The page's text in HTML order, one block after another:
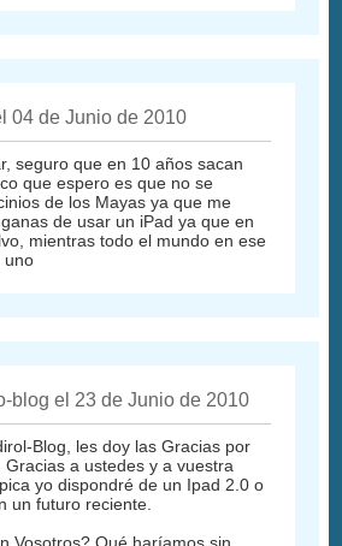
04 de Junio de 2010
seguro que en 10 años sacan
que espero es que no se
de los Mayas ya que me
de usar un iPad ya que en
mientras todo el mundo en ese
uno
blog el 23 de Junio de 2010
Blog, les doy las Gracias por
a ustedes y a vuestra
yo dispondré de un Ipad 2.0 o
un futuro reciente.